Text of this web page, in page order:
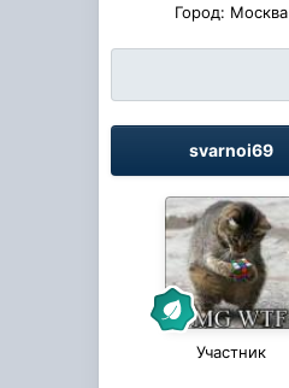
Город: Москва
svarnoi69
Участник